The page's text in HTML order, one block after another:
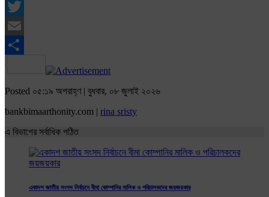
Facebook
Twitter
Email
Share
Posted ০৫:১৯ অপরাহ্ণ | বুধবার, ০৮ জুলাই ২০২৬
bankbimaarthonity.com | rina sristy
এ বিভাগের সর্বাধিক পঠিত
একাদশ জাতীয় সংসদ নির্বাচনে বীমা কোম্পানির মালিক ও পরিচালকদের জয়জয়কার